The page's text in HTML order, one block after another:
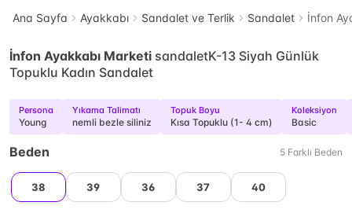
Ana Sayfa Ayakkabı Sandalet ve Terlik Sandalet İnfon
İnfon Ayakkabı Marketi sandaletK-13 Siyah Günlük
Topuklu Kadın Sandalet
Persona
Young
Yıkama Talimatı
nemli bezle siliniz
Topuk Boyu
Kısa Topuklu (1- 4 cm)
Koleksiyon
Basic
Beden 5 Farklı Beden
38 39 36 37 40